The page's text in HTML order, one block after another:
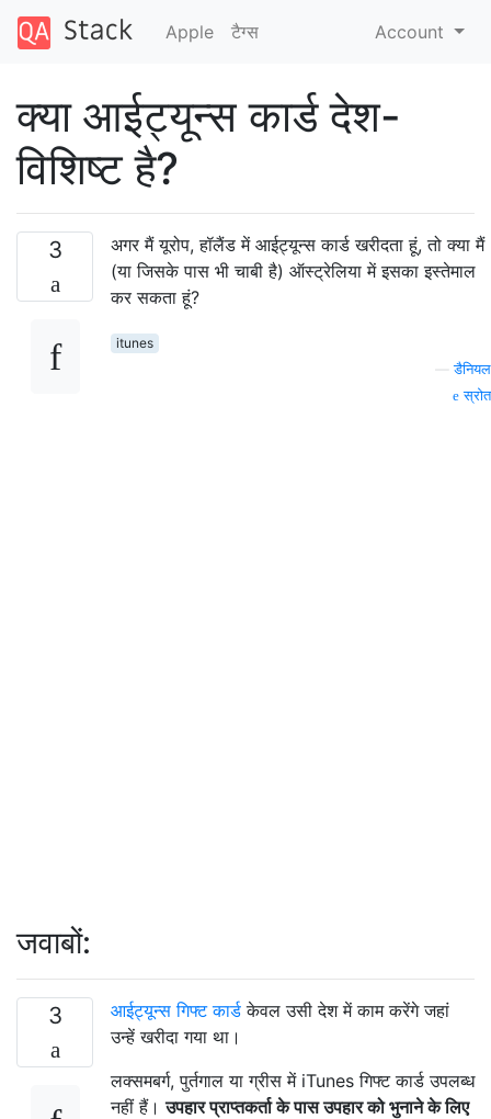
Apple टैग्‍स Account
क्या आईट्यून्स कार्ड देश-
विशिष्ट है?
3
अगर मैं यूरोप, हॉलैंड में आईट्यून्स कार्ड खरीदता हूं, तो क्या मैं
(या जिसके पास भी चाबी है) ऑस्ट्रेलिया में इसका इस्तेमाल
कर सकता हूं?
itunes
—डैनियल
स्रोत
जवाबों:
3 आईट्यून्स गिफ्ट कार्ड केवल उसी देश में काम करेंगे जहां
उन्हें खरीदा गया था।
लक्समबर्ग, पुर्तगाल या ग्रीस में iTunes गिफ्ट कार्ड उपलब्ध
नहीं हैं।उपहार प्राप्तकर्ता के पास उपहार को भुनाने के लिए